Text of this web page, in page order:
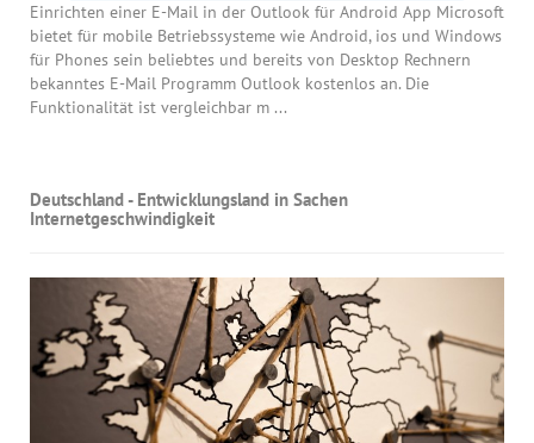
Einrichten einer E-Mail in der Outlook für Android App Microsoft
bietet für mobile Betriebssysteme wie Android, ios und Windows
für Phones sein beliebtes und bereits von Desktop Rechnern
bekanntes E-Mail Programm Outlook kostenlos an. Die
Funktionalität ist vergleichbar m ...
Deutschland - Entwicklungsland in Sachen
Internetgeschwindigkeit